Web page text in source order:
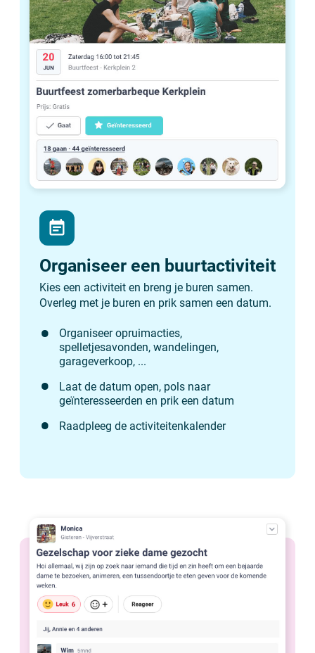
event_note
Organiseer een buurtactiviteit
Kies een activiteit en breng je buren samen.
Overleg met je buren en prik samen een datum.
Organiseer opruimacties,
spelletjesavonden, wandelingen,
garageverkoop, ...
Laat de datum open, pols naar
geïnteresseerden en prik een datum
Raadpleeg de activiteitenkalender